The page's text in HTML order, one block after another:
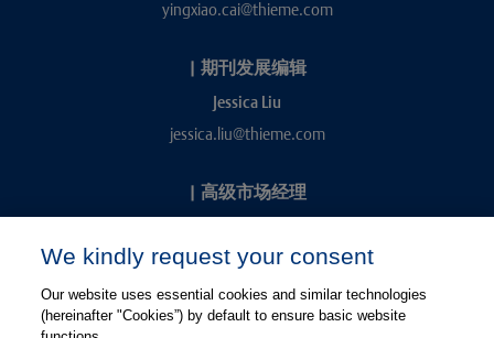
yingxiao.cai@thieme.com
| 期刊发展编辑
Jessica Liu
jessica.liu@thieme.com
| 高级市场经理
kevin.chang@thieme.com
We kindly request your consent
Our website uses essential cookies and similar technologies
(hereinafter "Cookies”) by default to ensure basic website